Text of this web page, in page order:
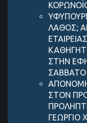
ΛΑΘΟΣ;
ΣΤΗΝ
ΣΑΒΒΑΤΟ
ΑΠΟΝΟΜΗ
ΣΤΟΝ
ΓΕΩΡΓΙΟ